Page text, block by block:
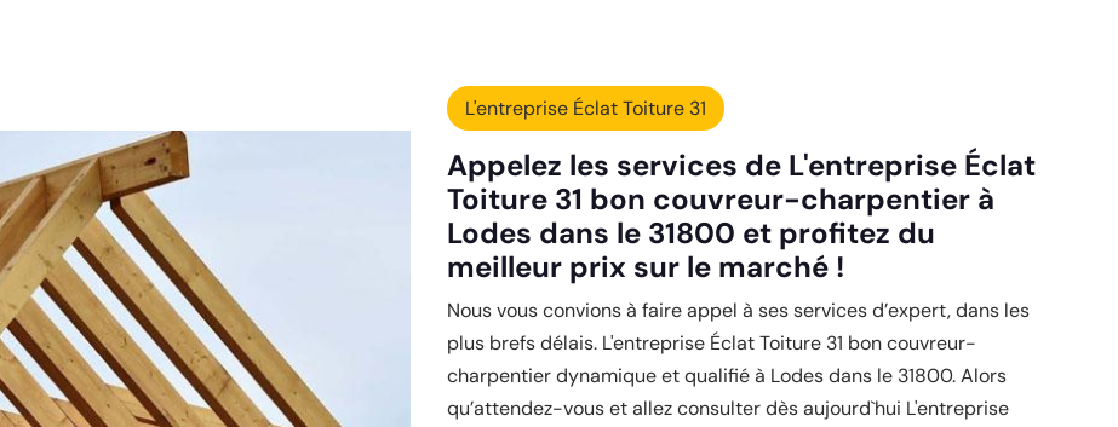
L'entreprise Éclat Toiture 31
Appelez les services de L'entreprise Éclat
Toiture 31 bon couvreur-charpentier à
Lodes dans le 31800 et profitez du
meilleur prix sur le marché !
Nous vous convions à faire appel à ses services d’expert, dans les
plus brefs délais. L'entreprise Éclat Toiture 31 bon couvreur-
charpentier dynamique et qualifié à Lodes dans le 31800. Alors
qu’attendez-vous et allez consulter dès aujourd`hui L'entreprise